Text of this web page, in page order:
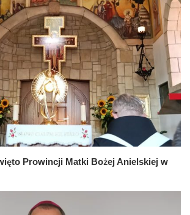
Prowincji Matki Bożej Anielskiej w